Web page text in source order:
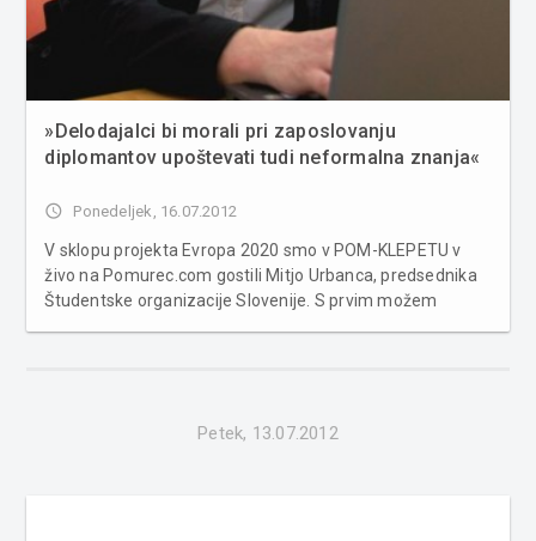
»Delodajalci bi morali pri zaposlovanju
diplomantov upoštevati tudi neformalna znanja«
access_time Ponedeljek, 16.07.2012
V sklopu projekta Evropa 2020 smo v POM-KLEPETU v
živo na Pomurec.com gostili Mitjo Urbanca, predsednika
Študentske organizacije Slovenije. S prvim možem
Petek, 13.07.2012